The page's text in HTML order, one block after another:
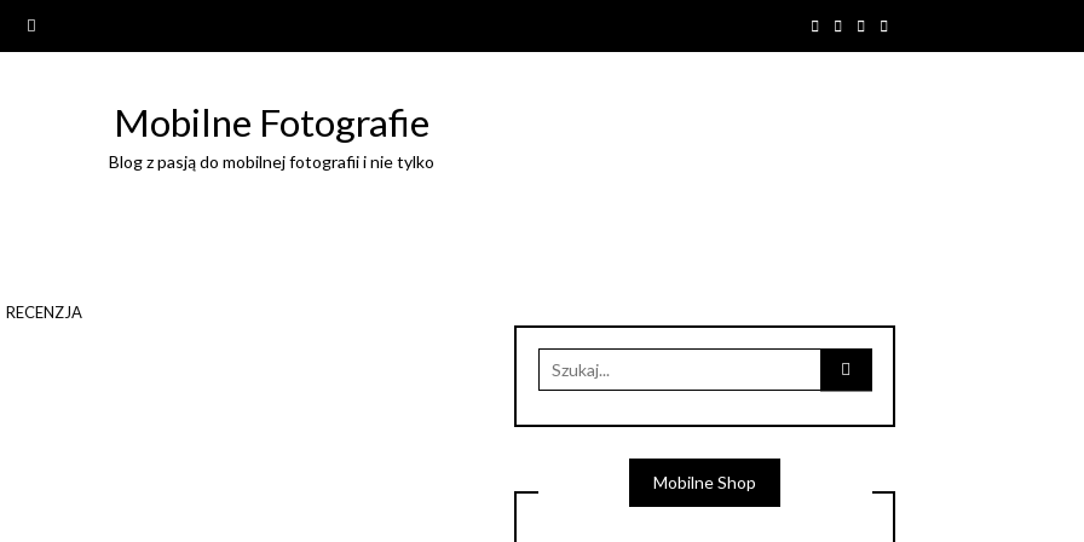
Mobilne Fotografie
Blog z pasją do mobilnej fotografii i nie tylko
RECENZJA
Mobilne Shop